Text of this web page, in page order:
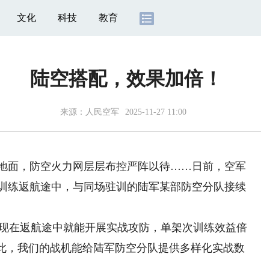
文化 科技 教育
陆空搭配，效果加倍！
来源： 人民空军 2025-11-27 11:00
，防空火力网层层布控严阵以待……日前，空军
练返航途中，与同场驻训的陆军某部防空分队接续
返航途中就能开展实战攻防，单架次训练效益倍
，我们的战机能给陆军防空分队提供多样化实战数